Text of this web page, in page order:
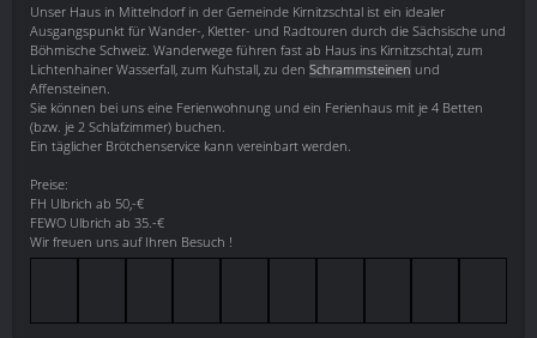
Unser Haus in Mittelndorf in der Gemeinde Kirnitzschtal ist ein idealer
Ausgangspunkt für Wander-, Kletter- und Radtouren durch die Sächsische und
Böhmische Schweiz. Wanderwege führen fast ab Haus ins Kirnitzschtal, zum
Lichtenhainer Wasserfall, zum Kuhstall, zu den Schrammsteinen und
Affensteinen.
Sie können bei uns eine Ferienwohnung und ein Ferienhaus mit je 4 Betten
(bzw. je 2 Schlafzimmer) buchen.
Ein täglicher Brötchenservice kann vereinbart werden.
Preise:
FH Ulbrich ab 50,-€
FEWO Ulbrich ab 35.-€
Wir freuen uns auf Ihren Besuch !